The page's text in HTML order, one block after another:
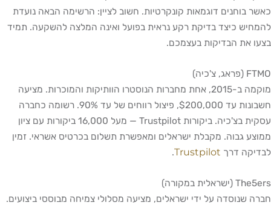
כאשר בוחנים דוגמאות קונקרטיות. חשוב לציין: הרשימה הבאה נועדת
להמחיש כיצד בדיקת רקע נראית בפועל ואינה המלצה להשקעה. תמיד
בצעו את הבדיקות בעצמכם.
FTMO (פראג, צ'כיה)
מוקמה ב-2015, אחת מחברות הנוסטרו הוותיקות והמוכרות. מציעה
חשבונות עד $200,000, פיצול רווחים של עד 90%. רשומה כחברה
עסקית בצ'כיה. ביקורות Trustpilot — מעל 16,000 ביקורות עם ציון
ממוצע גבוה. מקבלת ישראלים ומאפשרת תשלום בכרטיס אשראי. זמין
לבדיקה דרך Trustpilot
.
The5ers (ישראלית במקורה)
חברה שנוסדה על ידי ישראלים, מציעה מסלולי צמיחה מבוססי ביצועים.